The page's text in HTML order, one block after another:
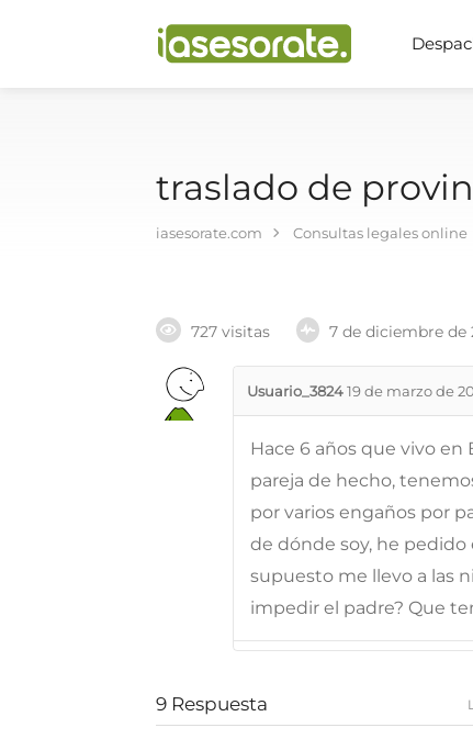
traslado de
iasesorate.com Consultas legales online
727 visitas 7 de diciembre de
Usuario_382419 de marzo de
Hace 6 años que vivo en
pareja de hecho,
por varios engaños por
de dónde soy, he
supuesto me llevo a las
impedir el padre? Que
9 Respuesta